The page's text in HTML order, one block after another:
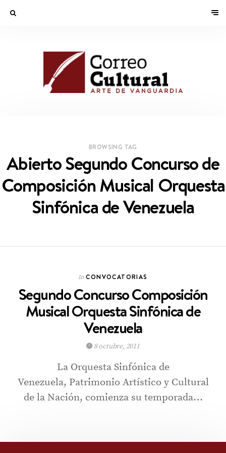
BROWSING TAG
Abierto Segundo Concurso de
Composición Musical Orquesta
Sinfónica de Venezuela
In CONVOCATORIAS
Segundo Concurso Composición
Musical Orquesta Sinfónica de
Venezuela
8 octubre, 2011
La Orquesta Sinfónica de
Venezuela, Patrimonio Artístico y Cultural
de la Nación, comienza su temporada…